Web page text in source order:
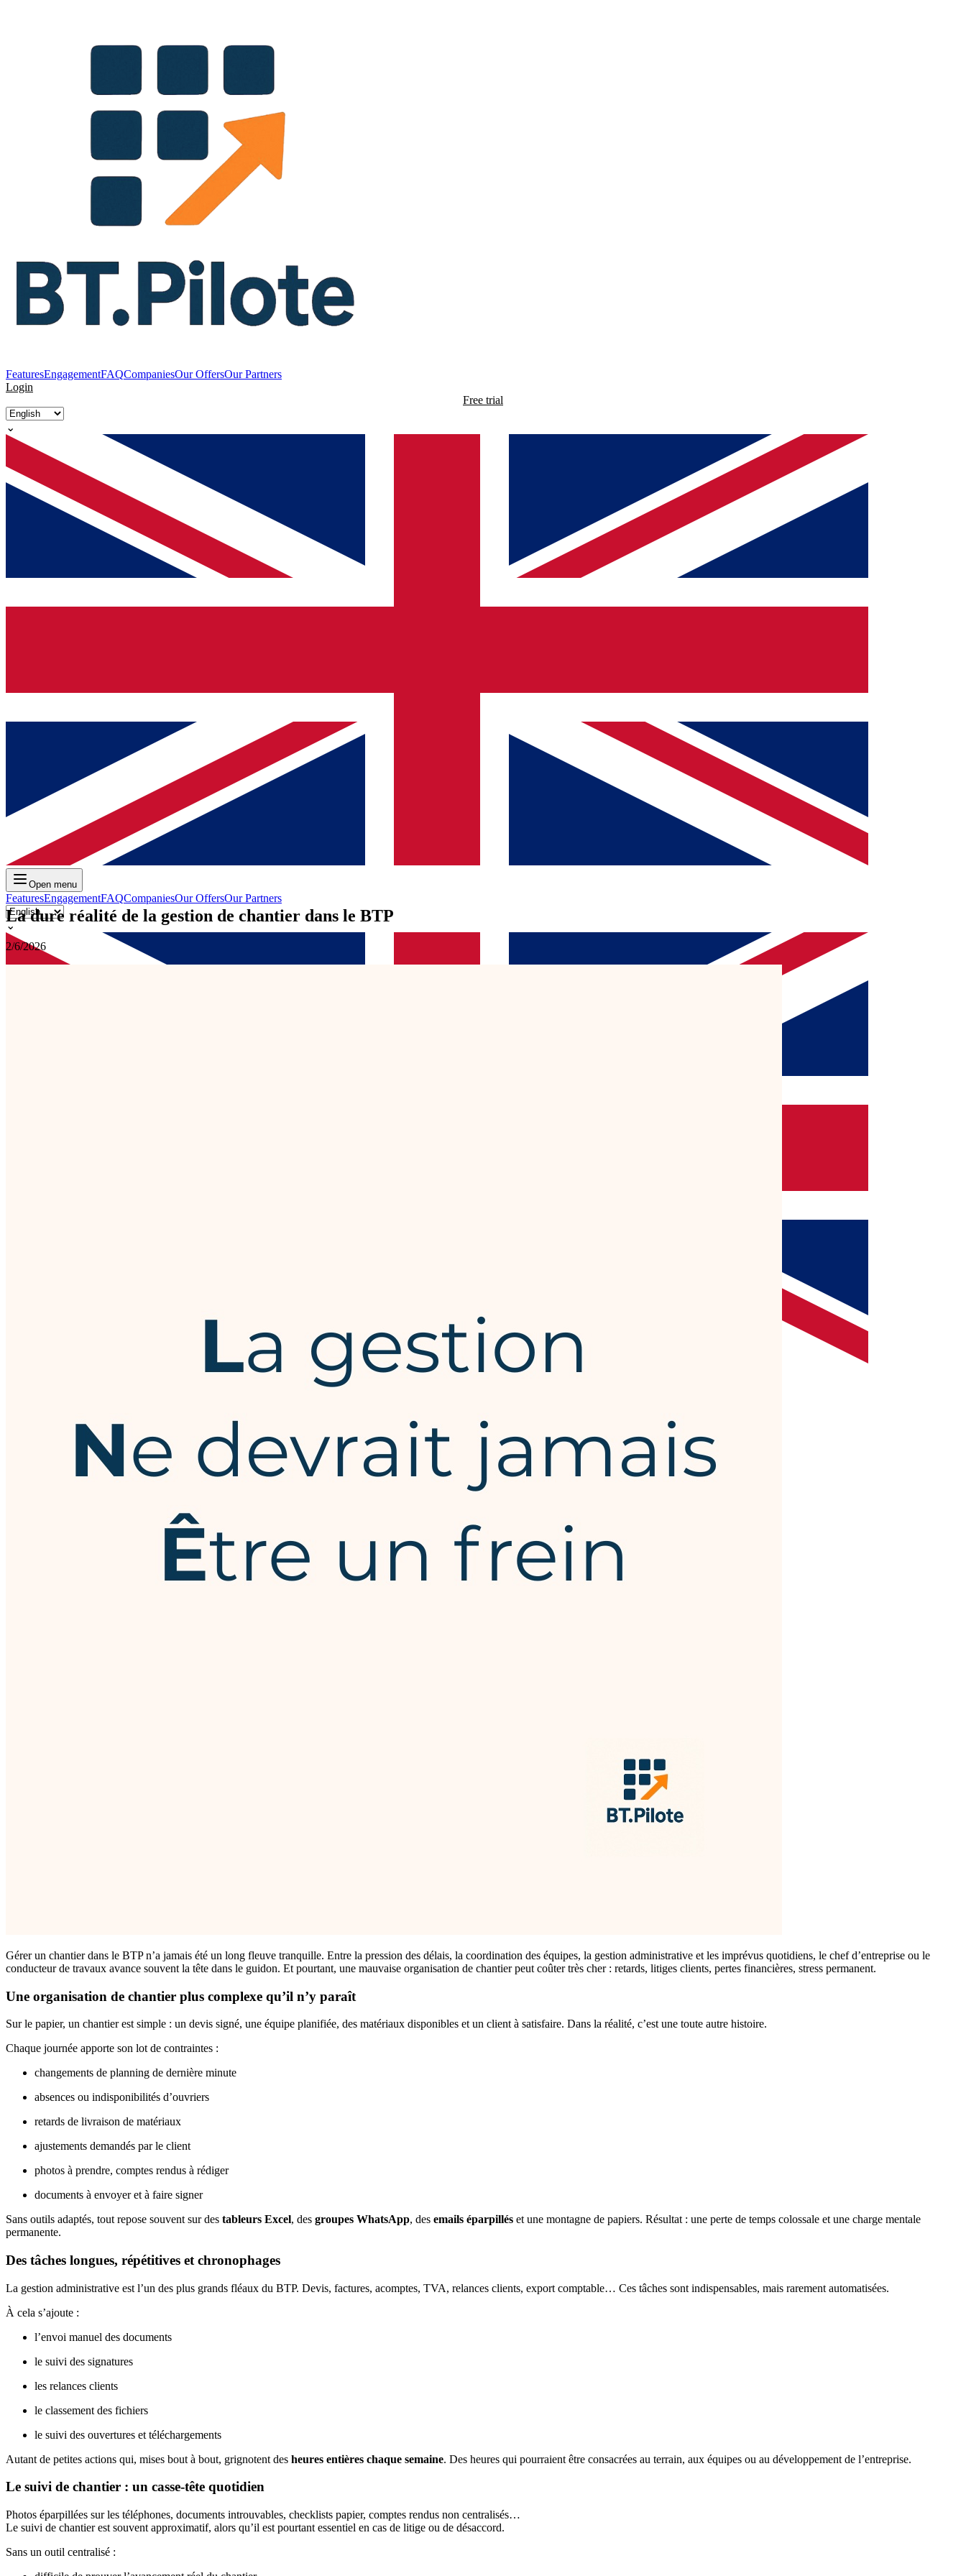
FeaturesEngagementFAQCompaniesOur OffersOur Partners
Login
Free trial
⌄
Open menu
FeaturesEngagementFAQCompaniesOur OffersOur Partners
⌄
La dure réalité de la gestion de chantier dans le BTP
2/6/2026
Gérer un chantier dans le BTP n’a jamais été un long fleuve tranquille. Entre la pression des délais, la coordination des équipes, la gestion administrative et les imprévus quotidiens, le chef d’entreprise ou le
conducteur de travaux avance souvent la tête dans le guidon. Et pourtant, une mauvaise organisation de chantier peut coûter très cher : retards, litiges clients, pertes financières, stress permanent.
Une organisation de chantier plus complexe qu’il n’y paraît
Sur le papier, un chantier est simple : un devis signé, une équipe planifiée, des matériaux disponibles et un client à satisfaire. Dans la réalité, c’est une toute autre histoire.
Chaque journée apporte son lot de contraintes :
changements de planning de dernière minute
absences ou indisponibilités d’ouvriers
retards de livraison de matériaux
ajustements demandés par le client
photos à prendre, comptes rendus à rédiger
documents à envoyer et à faire signer
Sans outils adaptés, tout repose souvent sur des tableurs Excel, des groupes WhatsApp, des emails éparpillés et une montagne de papiers. Résultat : une perte de temps colossale et une charge mentale
permanente.
Des tâches longues, répétitives et chronophages
La gestion administrative est l’un des plus grands fléaux du BTP. Devis, factures, acomptes, TVA, relances clients, export comptable… Ces tâches sont indispensables, mais rarement automatisées.
À cela s’ajoute :
l’envoi manuel des documents
le suivi des signatures
les relances clients
le classement des fichiers
le suivi des ouvertures et téléchargements
Autant de petites actions qui, mises bout à bout, grignotent des heures entières chaque semaine. Des heures qui pourraient être consacrées au terrain, aux équipes ou au développement de l’entreprise.
Le suivi de chantier : un casse-tête quotidien
Photos éparpillées sur les téléphones, documents introuvables, checklists papier, comptes rendus non centralisés…
Le suivi de chantier est souvent approximatif, alors qu’il est pourtant essentiel en cas de litige ou de désaccord.
Sans un outil centralisé :